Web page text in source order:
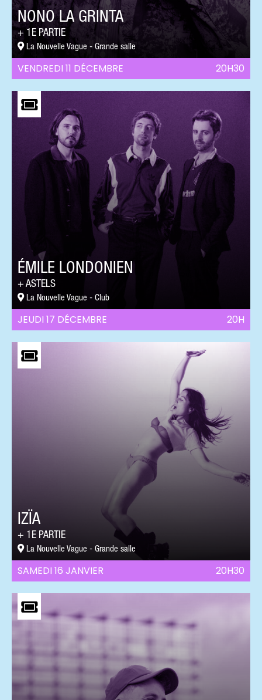
VENDREDI 11 DÉCEMBRE 20H30
NONO LA GRINTA
1E PARTIE
La Nouvelle Vague - Grande salle
JEUDI 17 DÉCEMBRE 20H
ÉMILE LONDONIEN
ASTELS
La Nouvelle Vague - Club
SAMEDI 16 JANVIER 20H30
IZÏA
1E PARTIE
La Nouvelle Vague - Grande salle